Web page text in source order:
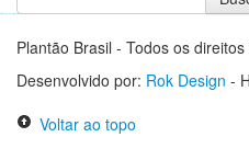
Plantão Brasil - Todos os
Desenvolvido por: Rok Design -
Voltar ao topo